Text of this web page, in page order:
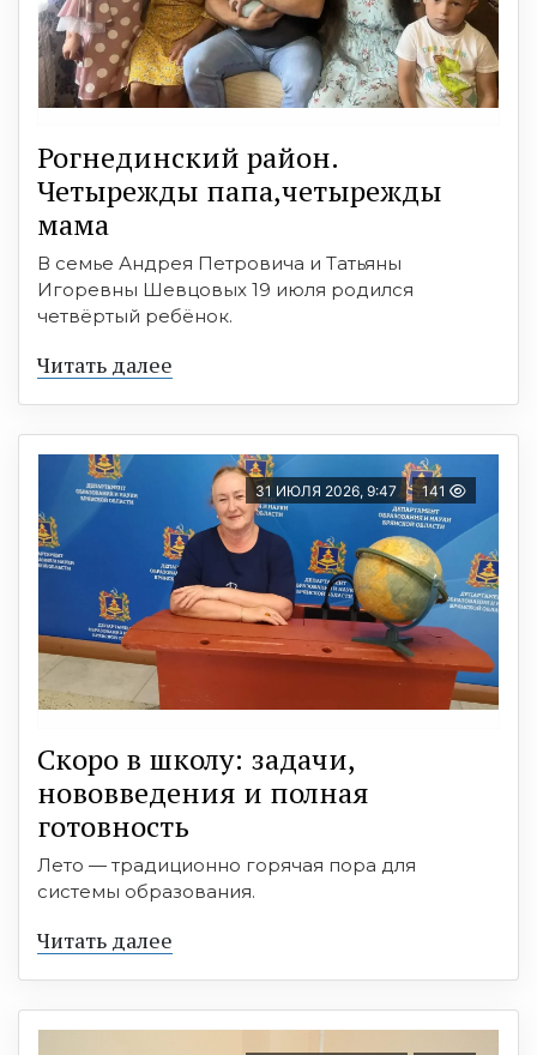
Рогнединский район.
Четырежды папа,четырежды
мама
В семье Андрея Петровича и Татьяны
Игоревны Шевцовых 19 июля родился
четвёртый ребёнок.
Читать далее
31 ИЮЛЯ 2026, 9:47 141
Скоро в школу: задачи,
нововведения и полная
готовность
Лето — традиционно горячая пора для
системы образования.
Читать далее